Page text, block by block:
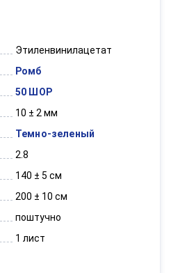
Этиленвинилацетат
Ромб
50 ШОР
10 ± 2 мм
Темно-зеленый
2.8
140 ± 5 см
200 ± 10 см
поштучно
1 лист